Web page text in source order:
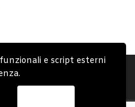
e script esterni
Spedizione e Consegna
Srl - Design by TDsolutions